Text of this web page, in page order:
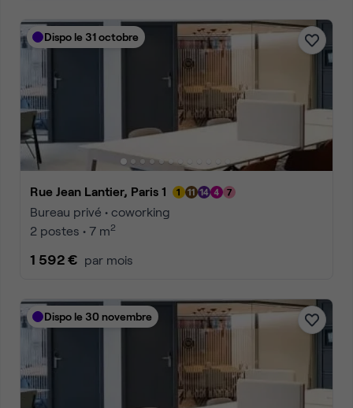
Dispo le 31 octobre
Rue Jean Lantier, Paris 1
Bureau privé • coworking
2 postes • 7 m2
1 592 € par mois
Dispo le 30 novembre